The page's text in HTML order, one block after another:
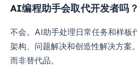
AI编程助手会取代开发者吗？
不会。AI助手处理日常任务和样板
架构、问题解决和创造性解决方案
而非替代品。